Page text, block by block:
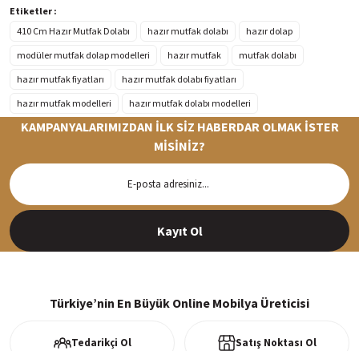
Etiketler :
410 Cm Hazır Mutfak Dolabı
hazır mutfak dolabı
hazır dolap
modüler mutfak dolap modelleri
hazır mutfak
mutfak dolabı
hazır mutfak fiyatları
hazır mutfak dolabı fiyatları
hazır mutfak modelleri
hazır mutfak dolabı modelleri
Siparişleriniz en kısa sürede hazırlanarak kargoya verilir
KAMPANYALARIMIZDAN İLK SİZ HABERDAR OLMAK İSTER
MİSİNİZ?
Kayıt Ol
Türkiye’nin En Büyük Online Mobilya Üreticisi
Tedarikçi Ol Satış Noktası Ol